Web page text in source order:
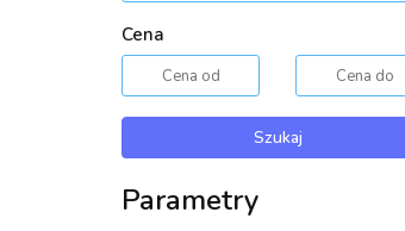
Cena
Szukaj
Parametry